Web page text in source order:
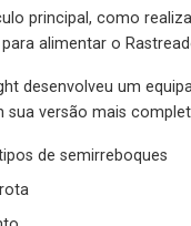
principal, como
alimentar o
desenvolveu um
versão mais
de semirreboques